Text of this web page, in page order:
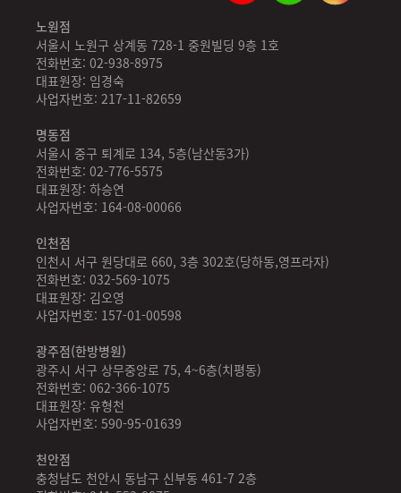
노원점
서울시 노원구 상계동 728-1 중원빌딩 9층 1호
전화번호: 02-938-8975
대표원장: 임경숙
사업자번호: 217-11-82659
명동점
서울시 중구 퇴계로 134, 5층(남산동3가)
전화번호: 02-776-5575
대표원장: 하승연
사업자번호: 164-08-00066
인천점
인천시 서구 원당대로 660, 3층 302호(당하동,영프라자)
전화번호: 032-569-1075
대표원장: 김오영
사업자번호: 157-01-00598
광주점(한방병원)
광주시 서구 상무중앙로 75, 4~6층(치평동)
전화번호: 062-366-1075
대표원장: 유형천
사업자번호: 590-95-01639
천안점
충청남도 천안시 동남구 신부동 461-7 2층